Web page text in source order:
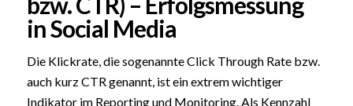
in Social Media
Die Klickrate, die sogenannte Click Through Rate bzw.
auch kurz CTR genannt, ist ein extrem wichtiger
Indikator im Reporting und Monitoring. Als Kennzahl